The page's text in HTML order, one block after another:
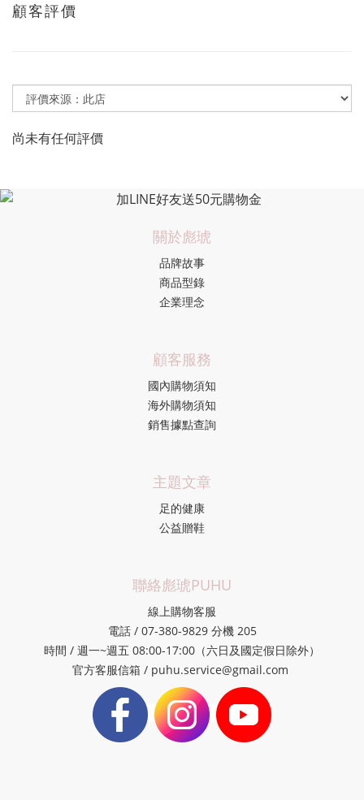
顧客評價
尚未有任何評價
關於彪琥
品牌故事
商品型錄
企業理念
顧客服務
國內購物須知
海外購物須知
銷售據點查詢
主題文章
足的健康
公益贈鞋
聯絡彪琥PUHU
線上購物客服
電話 / 07-380-9829 分機 205
時間 / 週一~週五 08:00-17:00（六日及國定假日除外）
官方客服信箱 / puhu.service@gmail.com